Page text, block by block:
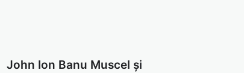
John Ion Banu Muscel și